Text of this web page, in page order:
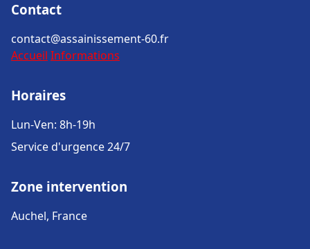
Contact
contact@assainissement-60.fr
Accueil Informations
Horaires
Lun-Ven: 8h-19h
Service d'urgence 24/7
Zone intervention
Auchel, France